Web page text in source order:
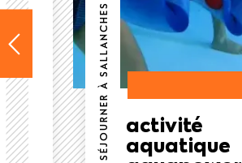
SÉJOURNER À SALLANCHES activité
aquatique